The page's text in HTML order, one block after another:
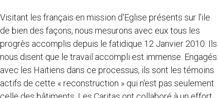
Visitant les français en mission d'Eglise présents sur l'ile
de bien des façons, nous mesurons avec eux tous les
progrès accomplis depuis le fatidique 12 Janvier 2010. Ils
nous disent que le travail accompli est immense. Engagés
avec les Haïtiens dans ce processus, ils sont les témoins
actifs de cette « reconstruction » qui n'est pas seulement